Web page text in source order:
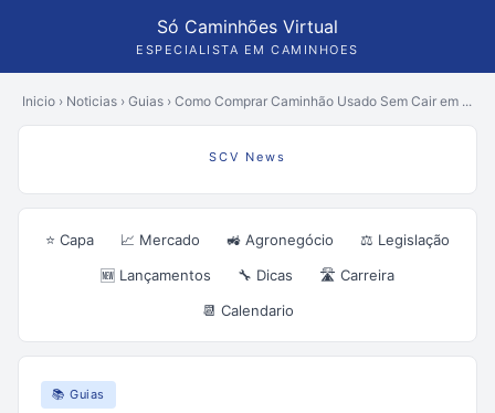
Só Caminhões Virtual
ESPECIALISTA EM CAMINHOES
Inicio › Noticias › Guias › Como Comprar Caminhão Usado Sem Cair em ...
SCV News
⭐ Capa 📈 Mercado 🚜 Agronegócio
⚖️ Legislação
🆕 Lançamentos
🔧 Dicas
🛣️ Carreira
📆 Calendario
📚 Guias